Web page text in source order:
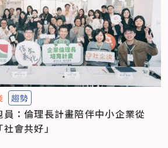
趨勢
：倫理長計畫陪伴中小企業從
會共好」